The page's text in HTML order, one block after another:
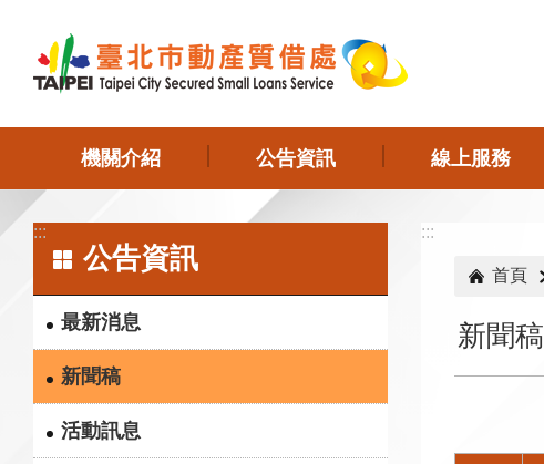
機關介紹 公告資訊 線上服務
:::
公告資訊
最新消息
新聞稿
活動訊息
:::
首頁
新聞稿